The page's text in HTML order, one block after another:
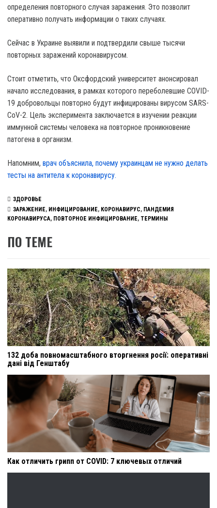
определения повторного случая заражения. Это позволит
оперативно получать информации о таких случаях.
Сейчас в Украине выявили и подтвердили свыше тысячи
повторных заражений коронавирусом.
Стоит отметить, что Оксфордский университет анонсировал
начало исследования, в рамках которого переболевшие COVID-
19 добровольцы повторно будут инфицированы вирусом SARS-
CoV-2. Цель эксперимента заключается в изучении реакции
иммунной системы человека на повторное проникновение
патогена в организм.
Напомним, врач объяснила, почему украинцам не нужно делать
тесты на антитела к коронавирусу.
ЗДОРОВЬЕ
ЗАРАЖЕНИЕ, ИНФИЦИРОВАНИЕ, КОРОНАВИРУС, ПАНДЕМИЯ
КОРОНАВИРУСА, ПОВТОРНОЕ ИНФИЦИРОВАНИЕ, ТЕРМИНЫ
ПО ТЕМЕ
132 доба повномасштабного вторгнення росії: оперативні
дані від Генштабу
Как отличить грипп от COVID: 7 ключевых отличий